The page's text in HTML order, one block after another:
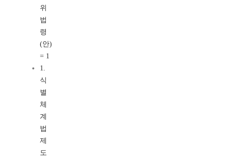
위
법
령
(안)
= 1
1.
식
별
체
계
법
제
도